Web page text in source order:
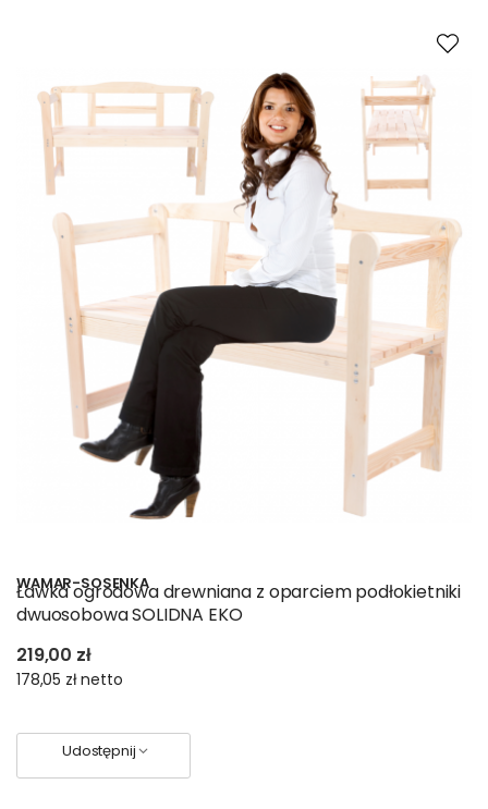
WAMAR-SOSENKA
Ławka ogrodowa drewniana z oparciem podłokietniki
dwuosobowa SOLIDNA EKO
219,00 zł
178,05 złnetto
Udostępnij